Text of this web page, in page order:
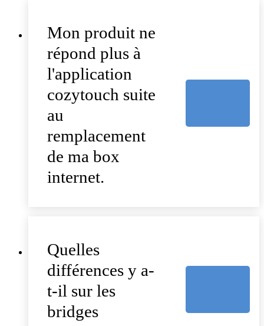
Mon produit ne
répond plus à
l'application
cozytouch suite
au
remplacement
de ma box
internet.
Quelles
différences y a-
t-il sur les
bridges